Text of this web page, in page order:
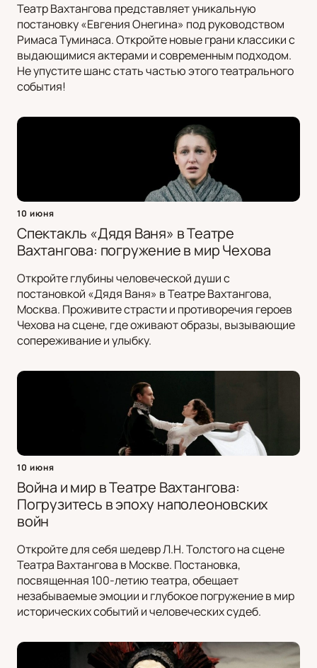
Театр Вахтангова представляет уникальную
постановку «Евгения Онегина» под руководством
Римаса Туминаса. Откройте новые грани классики с
выдающимися актерами и современным подходом.
Не упустите шанс стать частью этого театрального
события!
10 июня
Спектакль «Дядя Ваня» в Театре
Вахтангова: погружение в мир Чехова
Откройте глубины человеческой души с
постановкой «Дядя Ваня» в Театре Вахтангова,
Москва. Проживите страсти и противоречия героев
Чехова на сцене, где оживают образы, вызывающие
сопереживание и улыбку.
10 июня
Война и мир в Театре Вахтангова:
Погрузитесь в эпоху наполеоновских
войн
Откройте для себя шедевр Л.Н. Толстого на сцене
Театра Вахтангова в Москве. Постановка,
посвященная 100-летию театра, обещает
незабываемые эмоции и глубокое погружение в мир
исторических событий и человеческих судеб.